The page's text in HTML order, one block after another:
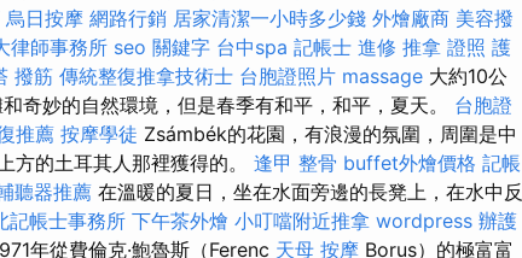
烏日按摩 網路行銷 居家清潔一小時多少錢 外燴廠商 美容撥
律師事務所 seo 關鍵字 台中spa 記帳士 進修 推拿 證照 護
撥筋 傳統整復推拿技術士 台胞證照片 massage 大約10公
奇妙的自然環境，但是春季有和平，和平，夏天。 台胞證
推薦 按摩學徒 Zsámbék的花園，有浪漫的氛圍，周圍是中
方的土耳其人那裡獲得的。 逢甲 整骨 buffet外燴價格 記帳
聽器推薦 在溫暖的夏日，坐在水面旁邊的長凳上，在水中反
記帳士事務所 下午茶外燴 小叮噹附近推拿 wordpress 辦護
年從費倫克·鮑魯斯（Ferenc 天母 按摩 Borus）的極富富